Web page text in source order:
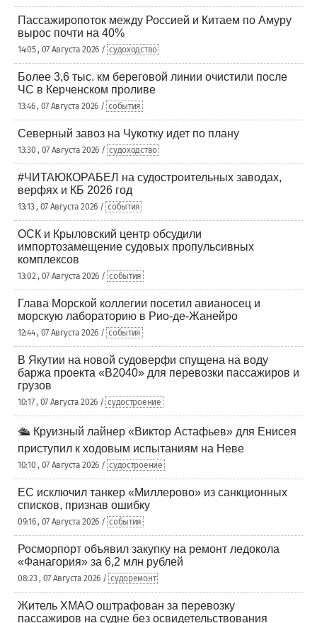
Пассажиропоток между Россией и Китаем по Амуру
вырос почти на 40%
14:05 , 07 Августа 2026 / судоходство
Более 3,6 тыс. км береговой линии очистили после
ЧС в Керченском проливе
13:46 , 07 Августа 2026 / события
Северный завоз на Чукотку идет по плану
13:30 , 07 Августа 2026 / судоходство
#ЧИТАЮКОРАБЕЛ на судостроительных заводах,
верфях и КБ 2026 год
13:13 , 07 Августа 2026 / события
ОСК и Крыловский центр обсудили
импортозамещение судовых пропульсивных
комплексов
13:02 , 07 Августа 2026 / события
Глава Морской коллегии посетил авианосец и
морскую лабораторию в Рио-де-Жанейро
12:44 , 07 Августа 2026 / события
В Якутии на новой судоверфи спущена на воду
баржа проекта «В2040» для перевозки пассажиров и
грузов
10:17 , 07 Августа 2026 / судостроение
🛳️ Круизный лайнер «Виктор Астафьев» для Енисея
приступил к ходовым испытаниям на Неве
10:10 , 07 Августа 2026 / судостроение
ЕС исключил танкер «Миллерово» из санкционных
списков, признав ошибку
09:16 , 07 Августа 2026 / события
Росморпорт объявил закупку на ремонт ледокола
«Фанагория» за 6,2 млн рублей
08:23 , 07 Августа 2026 / судоремонт
Житель ХМАО оштрафован за перевозку
пассажиров на судне без освидетельствования